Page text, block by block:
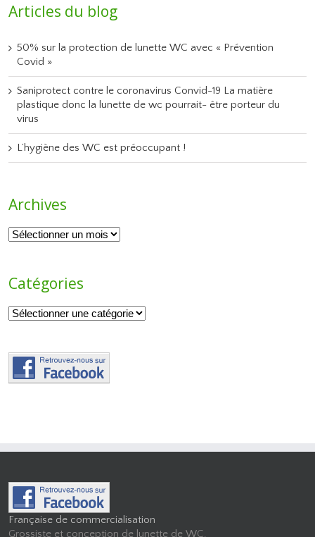
Articles du blog
50% sur la protection de lunette WC avec « Prévention
Covid »
Saniprotect contre le coronavirus Convid-19 La matière
plastique donc la lunette de wc pourrait- être porteur du
virus
L’hygiène des WC est préoccupant !
Archives
Archives
Catégories
Catégories
Française de commercialisation
Grossiste et conception de lunette de WC.